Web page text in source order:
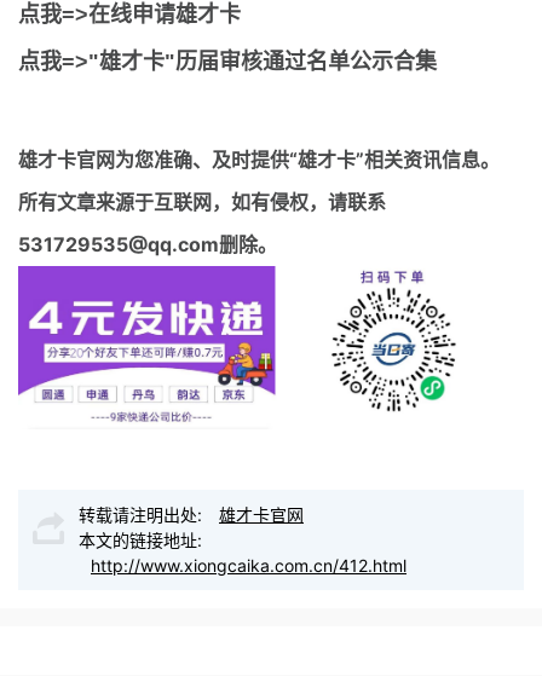
点我=>在线申请雄才卡
点我=>"雄才卡"历届审核通过名单公示合集
雄才卡官网为您准确、及时提供“雄才卡”相关资讯信息。
所有文章来源于互联网，如有侵权，请联系
531729535@qq.com删除。
转载请注明出处:
雄才卡官网
本文的链接地址:
http://www.xiongcaika.com.cn/412.html